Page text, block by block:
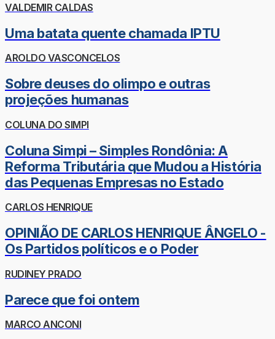
VALDEMIR CALDAS
Uma batata quente chamada IPTU
AROLDO VASCONCELOS
Sobre deuses do olimpo e outras
projeções humanas
COLUNA DO SIMPI
Coluna Simpi – Simples Rondônia: A
Reforma Tributária que Mudou a História
das Pequenas Empresas no Estado
CARLOS HENRIQUE
OPINIÃO DE CARLOS HENRIQUE ÂNGELO -
Os Partidos políticos e o Poder
RUDINEY PRADO
Parece que foi ontem
MARCO ANCONI